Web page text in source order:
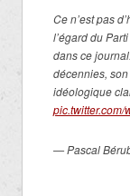
Ce n’est pas
l’égard du
dans ce
décennies,
idéologique
pic.twitter.com/
— Pascal